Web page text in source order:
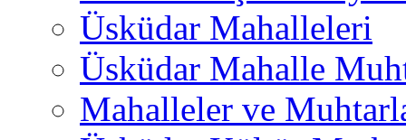
Üsküdar Mahalleleri
Üsküdar Mahalle
Mahalleler ve